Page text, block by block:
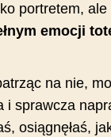
portretem, ale
emocji
na nie,
i sprawcza
osiągnęłaś,